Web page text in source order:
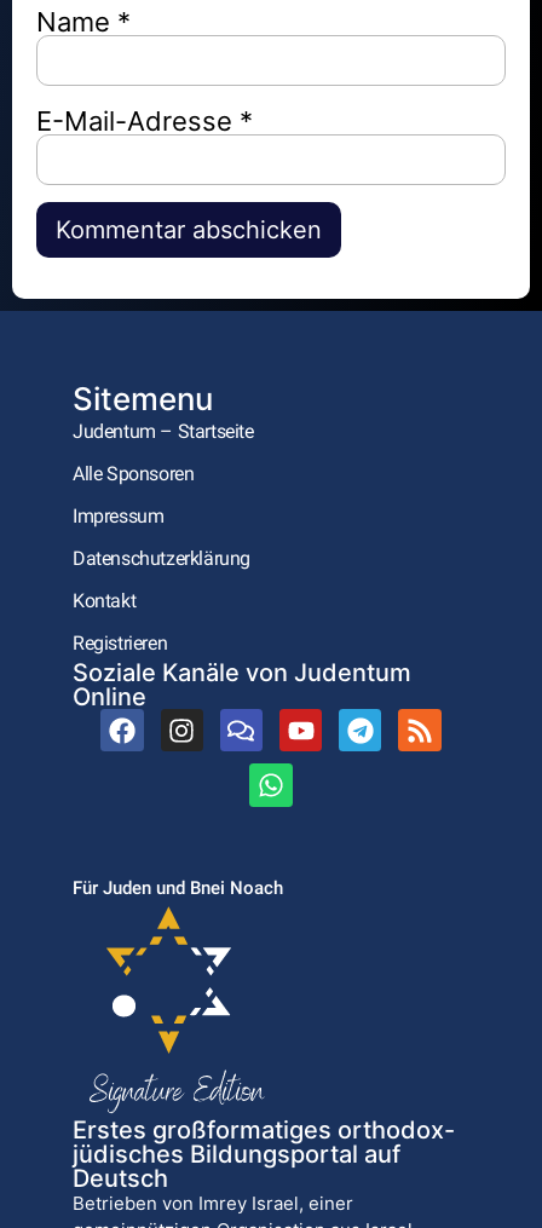
Name *
E-Mail-Adresse *
Alternative:
Sitemenu
Judentum – Startseite
Alle Sponsoren
Impressum
Datenschutzerklärung
Kontakt
Registrieren
Soziale Kanäle von Judentum
Online
Für Juden und Bnei Noach
Erstes großformatiges orthodox-
jüdisches Bildungsportal auf
Deutsch
Betrieben von Imrey Israel, einer